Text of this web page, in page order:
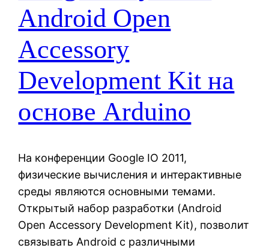
Android Open
Accessory
Development Kit на
основе Arduino
На конференции Google IO 2011,
физические вычисления и интерактивные
среды являются основными темами.
Открытый набор разработки (Android
Open Accessory Development Kit), позволит
связывать Android с различными